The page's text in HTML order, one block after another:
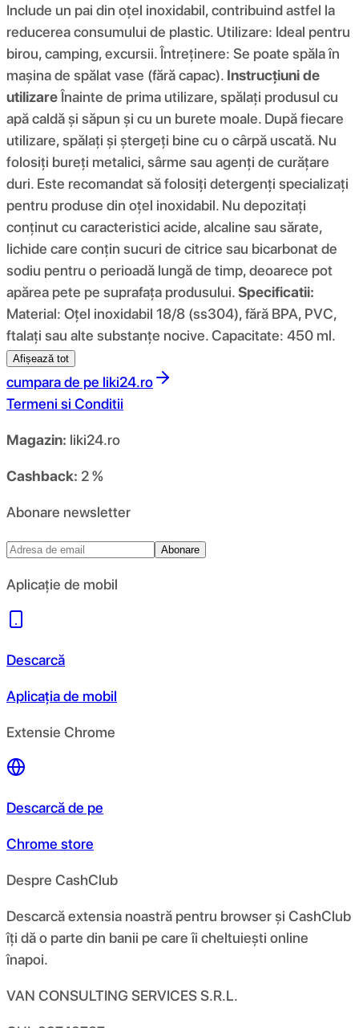
Include un pai din oțel inoxidabil, contribuind astfel la
reducerea consumului de plastic. Utilizare: Ideal pentru
birou, camping, excursii. Întreținere: Se poate spăla în
mașina de spălat vase (fără capac). Instrucțiuni de
utilizareÎnainte de prima utilizare, spălați produsul cu
apă caldă și săpun și cu un burete moale. După fiecare
utilizare, spălați și ștergeți bine cu o cârpă uscată. Nu
folosiți bureți metalici, sârme sau agenți de curățare
duri. Este recomandat să folosiți detergenți specializați
pentru produse din oțel inoxidabil. Nu depozitați
conținut cu caracteristici acide, alcaline sau sărate,
lichide care conțin sucuri de citrice sau bicarbonat de
sodiu pentru o perioadă lungă de timp, deoarece pot
apărea pete pe suprafața produsului.Specificatii:
Material: Oțel inoxidabil 18/8 (ss304), fără BPA, PVC,
ftalați sau alte substanțe nocive. Capacitate: 450 ml.
Afișează tot
cumpara de pe liki24.ro
Termeni si Conditii
Magazin: liki24.ro
Cashback: 2 %
Abonare newsletter
Abonare
Aplicație de mobil
Descarcă
Aplicația de mobil
Extensie Chrome
Descarcă de pe
Chrome store
Despre CashClub
Descarcă extensia noastră pentru browser și CashClub
îți dă o parte din banii pe care îi cheltuiești online
înapoi.
VAN CONSULTING SERVICES S.R.L.